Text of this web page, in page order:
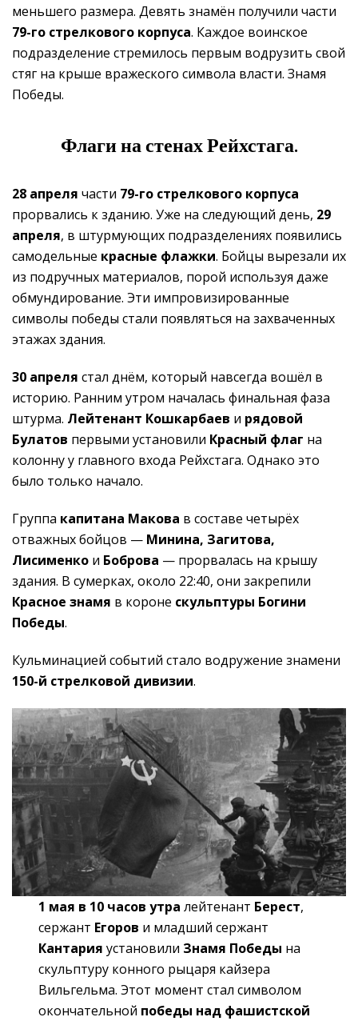
меньшего размера. Девять знамён получили части
79-го стрелкового корпуса. Каждое воинское
подразделение стремилось первым водрузить свой
стяг на крыше вражеского символа власти. Знамя
Победы.
Флаги на стенах Рейхстага.
28 апреля части 79-го стрелкового корпуса
прорвались к зданию. Уже на следующий день, 29
апреля, в штурмующих подразделениях появились
самодельные красные флажки. Бойцы вырезали их
из подручных материалов, порой используя даже
обмундирование. Эти импровизированные
символы победы стали появляться на захваченных
этажах здания.
30 апреля стал днём, который навсегда вошёл в
историю. Ранним утром началась финальная фаза
штурма. Лейтенант Кошкарбаев и рядовой
Булатов первыми установили Красный флаг на
колонну у главного входа Рейхстага. Однако это
было только начало.
Группа капитана Макова в составе четырёх
отважных бойцов — Минина, Загитова,
Лисименко и Боброва — прорвалась на крышу
здания. В сумерках, около 22:40, они закрепили
Красное знамя в короне скульптуры Богини
Победы.
Кульминацией событий стало водружение знамени
150-й стрелковой дивизии.
1 мая в 10 часов утра лейтенант Берест,
сержант Егоров и младший сержант
Кантария установили Знамя Победы на
скульптуру конного рыцаря кайзера
Вильгельма. Этот момент стал символом
окончательной победы над фашистской